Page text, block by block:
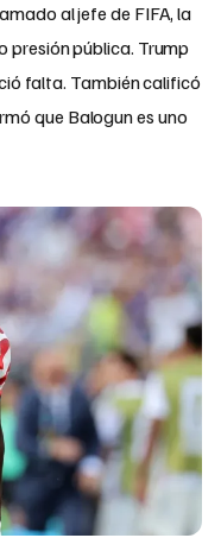
al jefe de FIFA, la
presión pública. Trump
falta. También calificó
que Balogun es uno